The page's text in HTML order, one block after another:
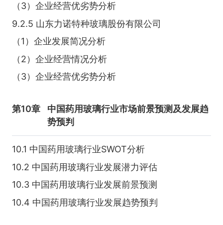
（3）企业经营优劣势分析
9.2.5 山东力诺特种玻璃股份有限公司
（1）企业发展简况分析
（2）企业经营情况分析
（3）企业经营优劣势分析
第10章
中国药用玻璃行业市场前景预测及发展趋
势预判
10.1 中国药用玻璃行业SWOT分析
10.2 中国药用玻璃行业发展潜力评估
10.3 中国药用玻璃行业发展前景预测
10.4 中国药用玻璃行业发展趋势预判